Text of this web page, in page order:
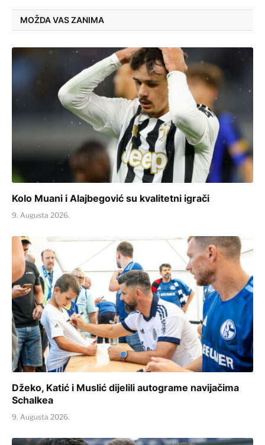
MOŽDA VAS ZANIMA
Kolo Muani i Alajbegović su kvalitetni igrači
9. Augusta 2026.
Džeko, Katić i Muslić dijelili autograme navijačima
Schalkea
9. Augusta 2026.